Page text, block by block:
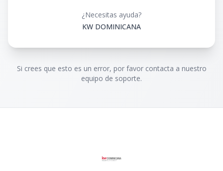
¿Necesitas ayuda?
KW DOMINICANA
Si crees que esto es un error, por favor contacta a nuestro
equipo de soporte.